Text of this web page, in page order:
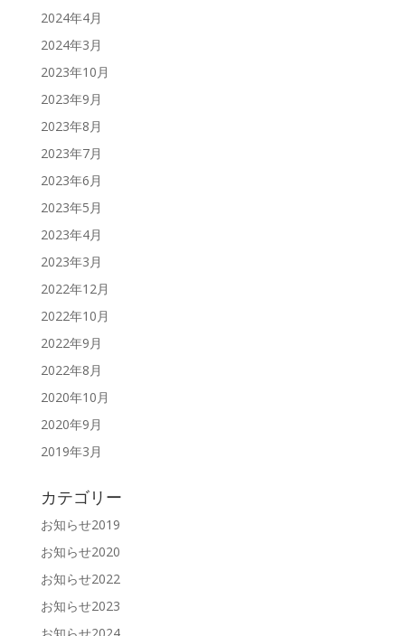
2024年4月
2024年3月
2023年10月
2023年9月
2023年8月
2023年7月
2023年6月
2023年5月
2023年4月
2023年3月
2022年12月
2022年10月
2022年9月
2022年8月
2020年10月
2020年9月
2019年3月
カテゴリー
お知らせ2019
お知らせ2020
お知らせ2022
お知らせ2023